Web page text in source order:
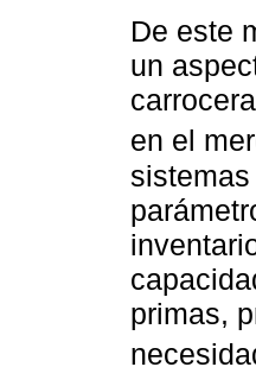
De este
un
en el
primas,